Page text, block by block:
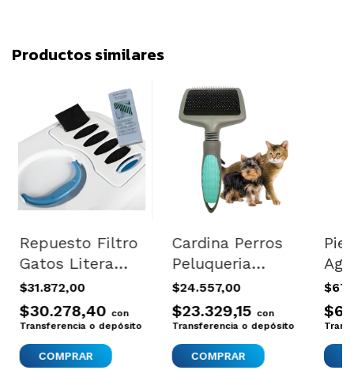
Productos similares
Repuesto Filtro
Gatos Litera
Bandeja
Sanitaria Olores
Baño Negro
$31.872,00
$30.278,40 con
Transferencia o depósito
Cardina Perros
Peluqueria
Grooming Gatos
Conejos Suave
Small Celeste
$24.557,00
$23.329,15 con
Transferencia o depósito